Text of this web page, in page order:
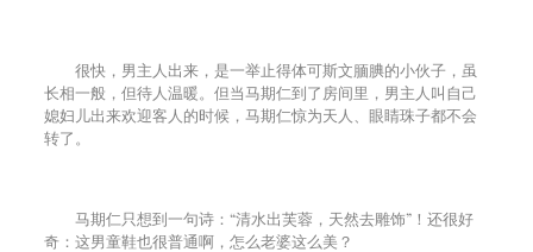
很快，男主人出来，是一举止得体可斯文腼腆的小伙子，虽
长相一般，但待人温暖。但当马期仁到了房间里，男主人叫自己
媳妇儿出来欢迎客人的时候，马期仁惊为天人、眼睛珠子都不会
转了。
马期仁只想到一句诗：“清水出芙蓉，天然去雕饰”！还很好
奇：这男童鞋也很普通啊，怎么老婆这么美？